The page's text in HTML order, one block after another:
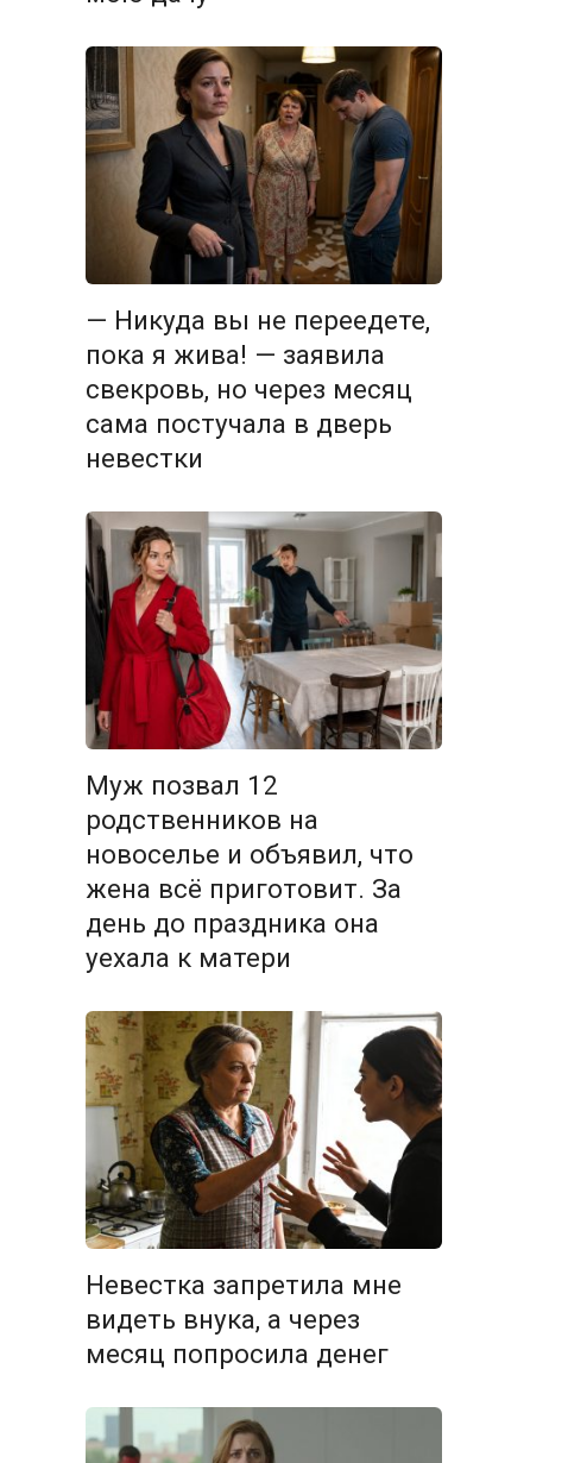
— Никуда вы не переедете,
пока я жива! — заявила
свекровь, но через месяц
сама постучала в дверь
невестки
Муж позвал 12
родственников на
новоселье и объявил, что
жена всё приготовит. За
день до праздника она
уехала к матери
Невестка запретила мне
видеть внука, а через
месяц попросила денег